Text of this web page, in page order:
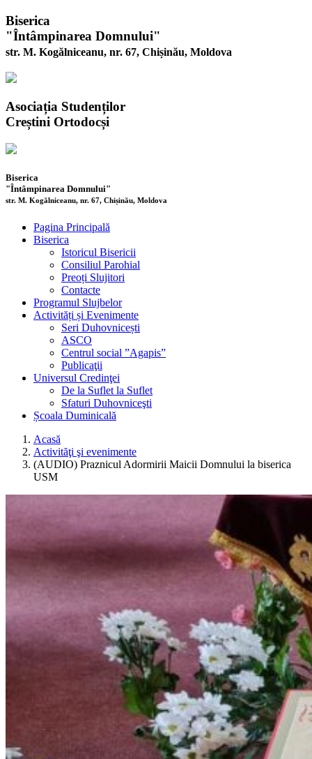
Biserica
"Întâmpinarea Domnului"
str. M. Kogălniceanu, nr. 67, Chișinău, Moldova
Asociația Studenților
Creștini Ortodocși
Biserica
"Întâmpinarea Domnului"
str. M. Kogălniceanu, nr. 67, Chișinău, Moldova
Pagina Principală
Biserica
Istoricul Bisericii
Consiliul Parohial
Preoți Slujitori
Contacte
Programul Slujbelor
Activități și Evenimente
Seri Duhovnicești
ASCO
Centrul social ”Agapis”
Publicaţii
Universul Credinţei
De la Suflet la Suflet
Sfaturi Duhovniceşti
Școala Duminicală
Acasă
Activităţi şi evenimente
(AUDIO) Praznicul Adormirii Maicii Domnului la biserica
USM